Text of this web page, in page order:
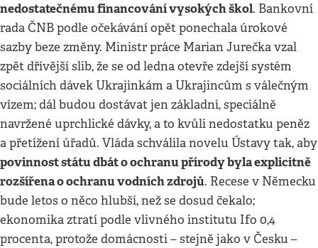
nedostatečnému financování vysokých škol. Bankovní
rada ČNB podle očekávání opět ponechala úrokové
sazby beze změny. Ministr práce Marian Jurečka vzal
zpět dřívější slib, že se od ledna otevře zdejší systém
sociálních dávek Ukrajinkám a Ukrajincům s válečným
vízem; dál budou dostávat jen základní, speciálně
navržené uprchlické dávky, a to kvůli nedostatku peněz
a přetížení úřadů. Vláda schválila novelu Ústavy tak, aby
povinnost státu dbát o ochranu přírody byla explicitně
rozšířena o ochranu vodních zdrojů. Recese v Německu
bude letos o něco hlubší, než se dosud čekalo;
ekonomika ztratí podle vlivného institutu Ifo 0,4
procenta, protože domácnosti – stejně jako v Česku –